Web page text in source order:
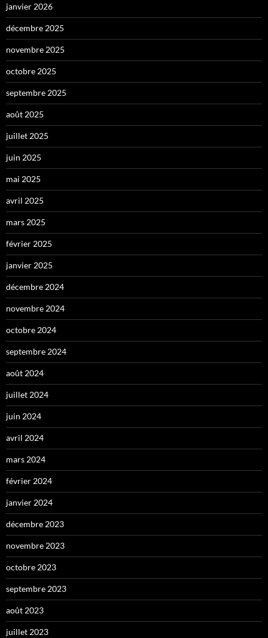
janvier 2026
décembre 2025
novembre 2025
octobre 2025
septembre 2025
août 2025
juillet 2025
juin 2025
mai 2025
avril 2025
mars 2025
février 2025
janvier 2025
décembre 2024
novembre 2024
octobre 2024
septembre 2024
août 2024
juillet 2024
juin 2024
avril 2024
mars 2024
février 2024
janvier 2024
décembre 2023
novembre 2023
octobre 2023
septembre 2023
août 2023
juillet 2023